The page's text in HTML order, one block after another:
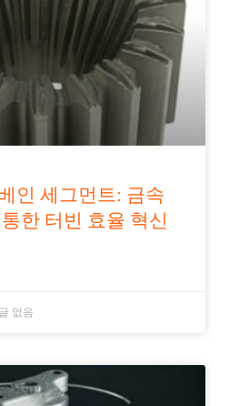
인 세그먼트: 금속
한 터빈 효율 혁신
없음